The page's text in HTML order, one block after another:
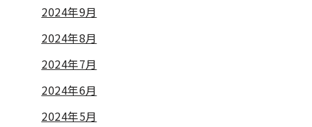
2024年9月
2024年8月
2024年7月
2024年6月
2024年5月